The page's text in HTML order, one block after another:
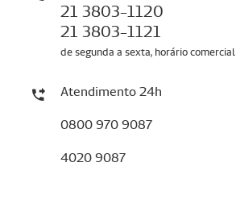
21 3803-1120
21 3803-1121
de segunda a sexta, horário comercial
Atendimento 24h
0800 970 9087
4020 9087